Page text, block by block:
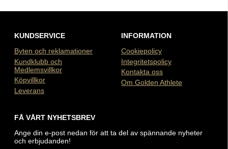
KUNDSERVICE
Byten och reklamationer
Kundklubb och
Medlemsvillkor
Köpvillkor
Leverans
INFORMATION
Cookiepolicy
Integritetspolicy
Kontakta oss
Om Golden Athlete
FÅ VÅRT NYHETSBREV
Ange din e-post nedan för att ta del av spännande nyheter
och erbjudanden!